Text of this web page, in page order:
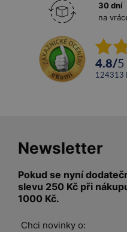
30 dní
na
4.8/5
124313
Newsletter
Pokud se nyní
slevu 250 Kč při
1000 Kč.
Chci novinky o: